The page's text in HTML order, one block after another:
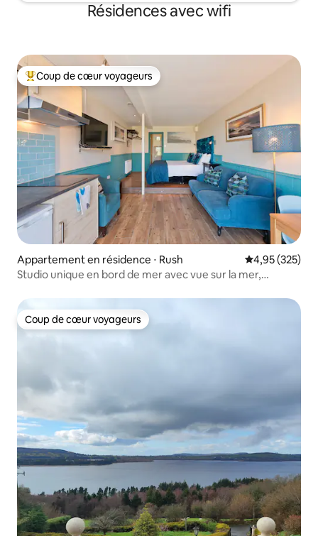
Résidences avec wifi
Coups de cœur voyageurs les plus appréciés
Coup de cœur voyageurs
Appartement en résidence ⋅ Rush Évaluation
4,95 (325)
Studio unique en bord de mer avec vue sur la mer,
Coup de cœur voyageurs
Coup de cœur voyageurs